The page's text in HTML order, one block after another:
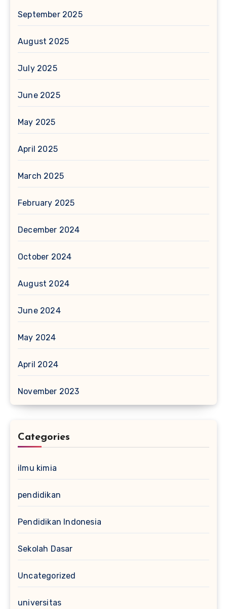
September 2025
August 2025
July 2025
June 2025
May 2025
April 2025
March 2025
February 2025
December 2024
October 2024
August 2024
June 2024
May 2024
April 2024
November 2023
Categories
ilmu kimia
pendidikan
Pendidikan Indonesia
Sekolah Dasar
Uncategorized
universitas